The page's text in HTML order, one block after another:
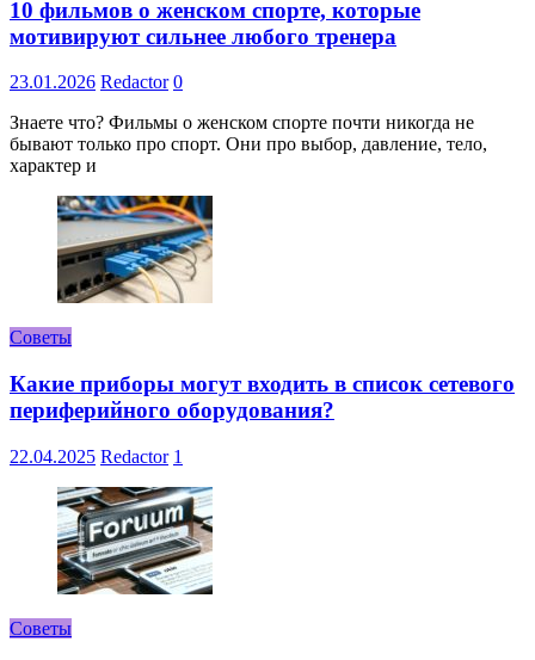
10 фильмов о женском спорте, которые
мотивируют сильнее любого тренера
23.01.2026 Redactor 0
Знаете что? Фильмы о женском спорте почти никогда не
бывают только про спорт. Они про выбор, давление, тело,
характер и
Советы
Какие приборы могут входить в список сетевого
периферийного оборудования?
22.04.2025 Redactor 1
Советы